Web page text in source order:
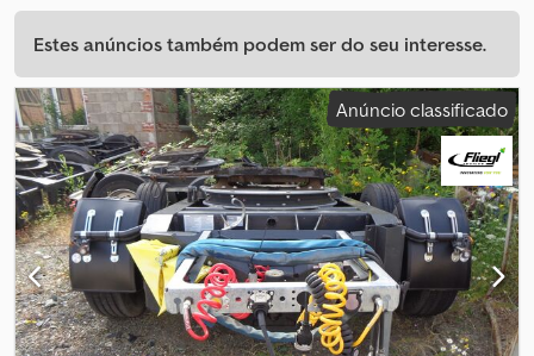
Estes anúncios também podem ser do seu interesse.
Anúncio classificado